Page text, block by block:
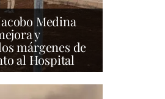
Medina
y
márgenes de
al Hospital